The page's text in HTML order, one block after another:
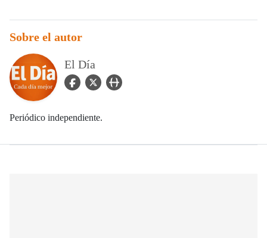
Sobre el autor
El Día
facebook Icon
twitter Iconuser_url Icon
Periódico independiente.